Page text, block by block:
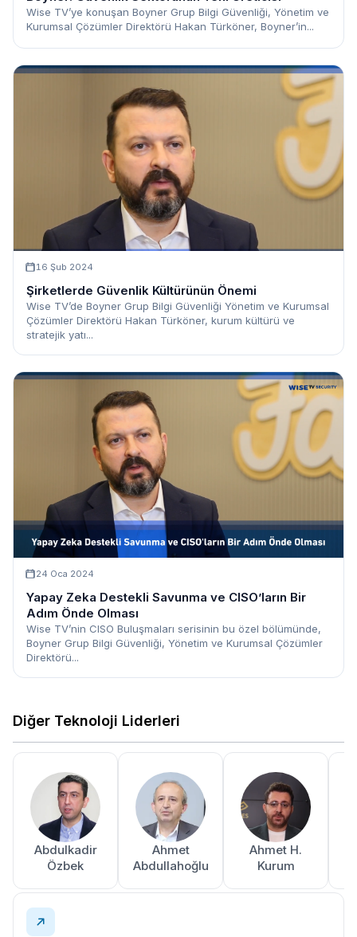
Wise TV’ye konuşan Boyner Grup Bilgi Güvenliği, Yönetim ve
Kurumsal Çözümler Direktörü Hakan Türköner, Boyner’in...
16 Şub 2024
Şirketlerde Güvenlik Kültürünün Önemi
Wise TV’de Boyner Grup Bilgi Güvenliği Yönetim ve Kurumsal
Çözümler Direktörü Hakan Türköner, kurum kültürü ve
stratejik yatı...
24 Oca 2024
Yapay Zeka Destekli Savunma ve CISO’ların Bir
Adım Önde Olması
Wise TV’nin CISO Buluşmaları serisinin bu özel bölümünde,
Boyner Grup Bilgi Güvenliği, Yönetim ve Kurumsal Çözümler
Direktörü...
Diğer Teknoloji Liderleri
Abdulkadir
Özbek
Ahmet
Abdullahoğlu
Ahmet H.
Kurum